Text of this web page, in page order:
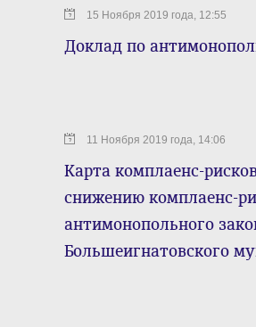
15 Ноября 2019 года, 12:55
Доклад по
11 Ноября 2019 года, 14:06
Карта комплаенс-
снижению комплаенс-
антимонопольного
Большеигнатовского